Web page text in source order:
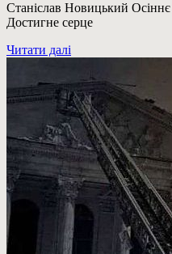
Станіслав Новицький
Достигне серце
Читати далі